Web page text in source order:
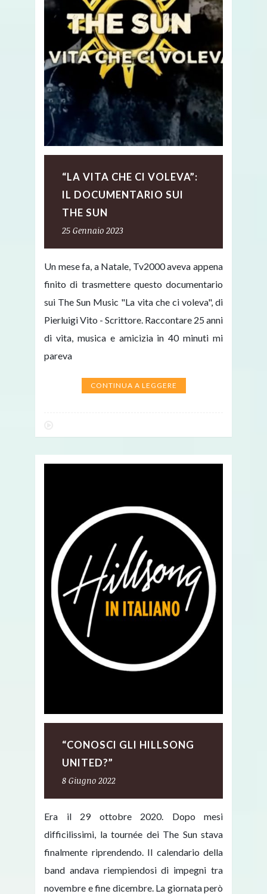
“LA VITA CHE CI VOLEVA”:
IL DOCUMENTARIO SUI
THE SUN
25 Gennaio 2023
Un mese fa, a Natale, Tv2000 aveva appena
finito di trasmettere questo documentario
sui The Sun Music "La vita che ci voleva", di
Pierluigi Vito - Scrittore. Raccontare 25 anni
di vita, musica e amicizia in 40 minuti mi
pareva
CONTINUA A LEGGERE
“CONOSCI GLI HILLSONG
UNITED?”
8 Giugno 2022
Era il 29 ottobre 2020. Dopo mesi
difficilissimi, la tournée dei The Sun stava
finalmente riprendendo. Il calendario della
band andava riempiendosi di impegni tra
novembre e fine dicembre. La giornata però